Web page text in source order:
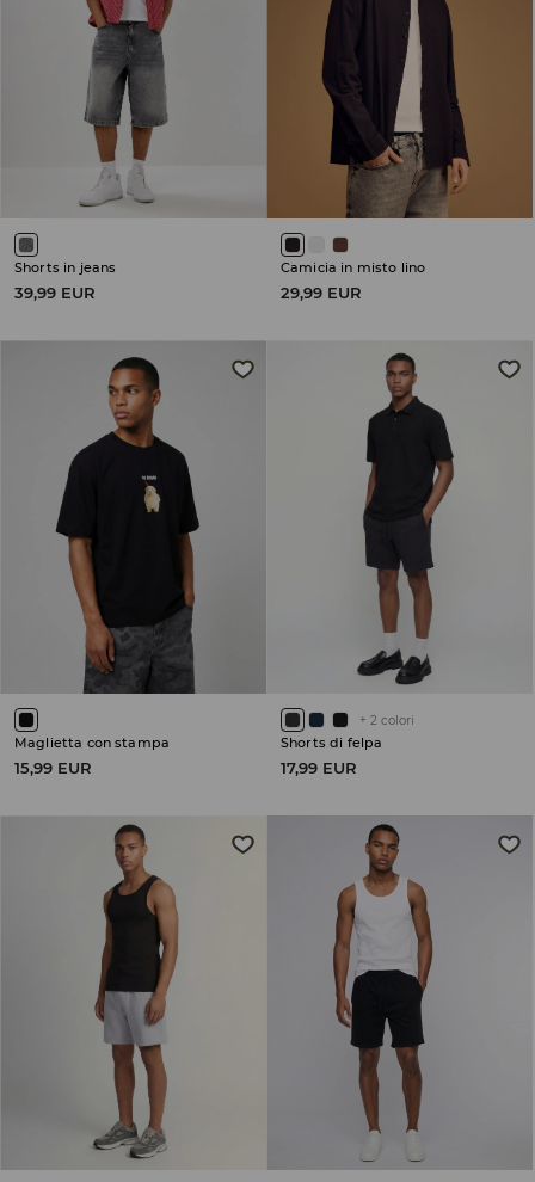
Shorts in jeans
39,99 EUR
Camicia in misto lino
29,99 EUR
Maglietta con stampa
15,99 EUR
+ 2 colori
Shorts di felpa
17,99 EUR